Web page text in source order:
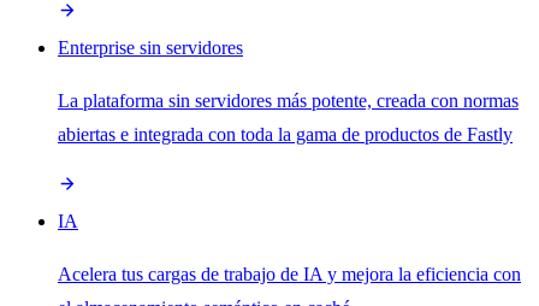
Enterprise sin servidores
La plataforma sin servidores más potente, creada con normas
abiertas e integrada con toda la gama de productos de Fastly
IA
Acelera tus cargas de trabajo de IA y mejora la eficiencia con